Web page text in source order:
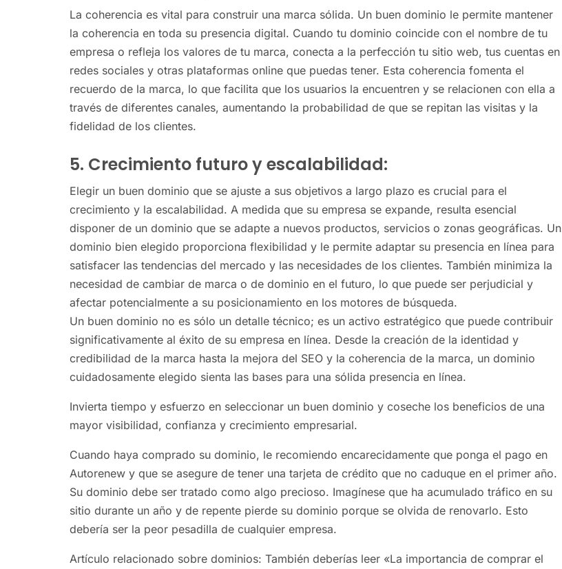
La coherencia es vital para construir una marca sólida. Un buen dominio le permite mantener
la coherencia en toda su presencia digital. Cuando tu dominio coincide con el nombre de tu
empresa o refleja los valores de tu marca, conecta a la perfección tu sitio web, tus cuentas en
redes sociales y otras plataformas online que puedas tener. Esta coherencia fomenta el
recuerdo de la marca, lo que facilita que los usuarios la encuentren y se relacionen con ella a
través de diferentes canales, aumentando la probabilidad de que se repitan las visitas y la
fidelidad de los clientes.
5. Crecimiento futuro y escalabilidad:
Elegir un buen dominio que se ajuste a sus objetivos a largo plazo es crucial para el
crecimiento y la escalabilidad. A medida que su empresa se expande, resulta esencial
disponer de un dominio que se adapte a nuevos productos, servicios o zonas geográficas. Un
dominio bien elegido proporciona flexibilidad y le permite adaptar su presencia en línea para
satisfacer las tendencias del mercado y las necesidades de los clientes. También minimiza la
necesidad de cambiar de marca o de dominio en el futuro, lo que puede ser perjudicial y
afectar potencialmente a su posicionamiento en los motores de búsqueda.
Un buen dominio no es sólo un detalle técnico; es un activo estratégico que puede contribuir
significativamente al éxito de su empresa en línea. Desde la creación de la identidad y
credibilidad de la marca hasta la mejora del SEO y la coherencia de la marca, un dominio
cuidadosamente elegido sienta las bases para una sólida presencia en línea.
Invierta tiempo y esfuerzo en seleccionar un buen dominio y coseche los beneficios de una
mayor visibilidad, confianza y crecimiento empresarial.
Cuando haya comprado su dominio, le recomiendo encarecidamente que ponga el pago en
Autorenew y que se asegure de tener una tarjeta de crédito que no caduque en el primer año.
Su dominio debe ser tratado como algo precioso. Imagínese que ha acumulado tráfico en su
sitio durante un año y de repente pierde su dominio porque se olvida de renovarlo. Esto
debería ser la peor pesadilla de cualquier empresa.
Artículo relacionado sobre dominios: También deberías leer «La importancia de comprar el